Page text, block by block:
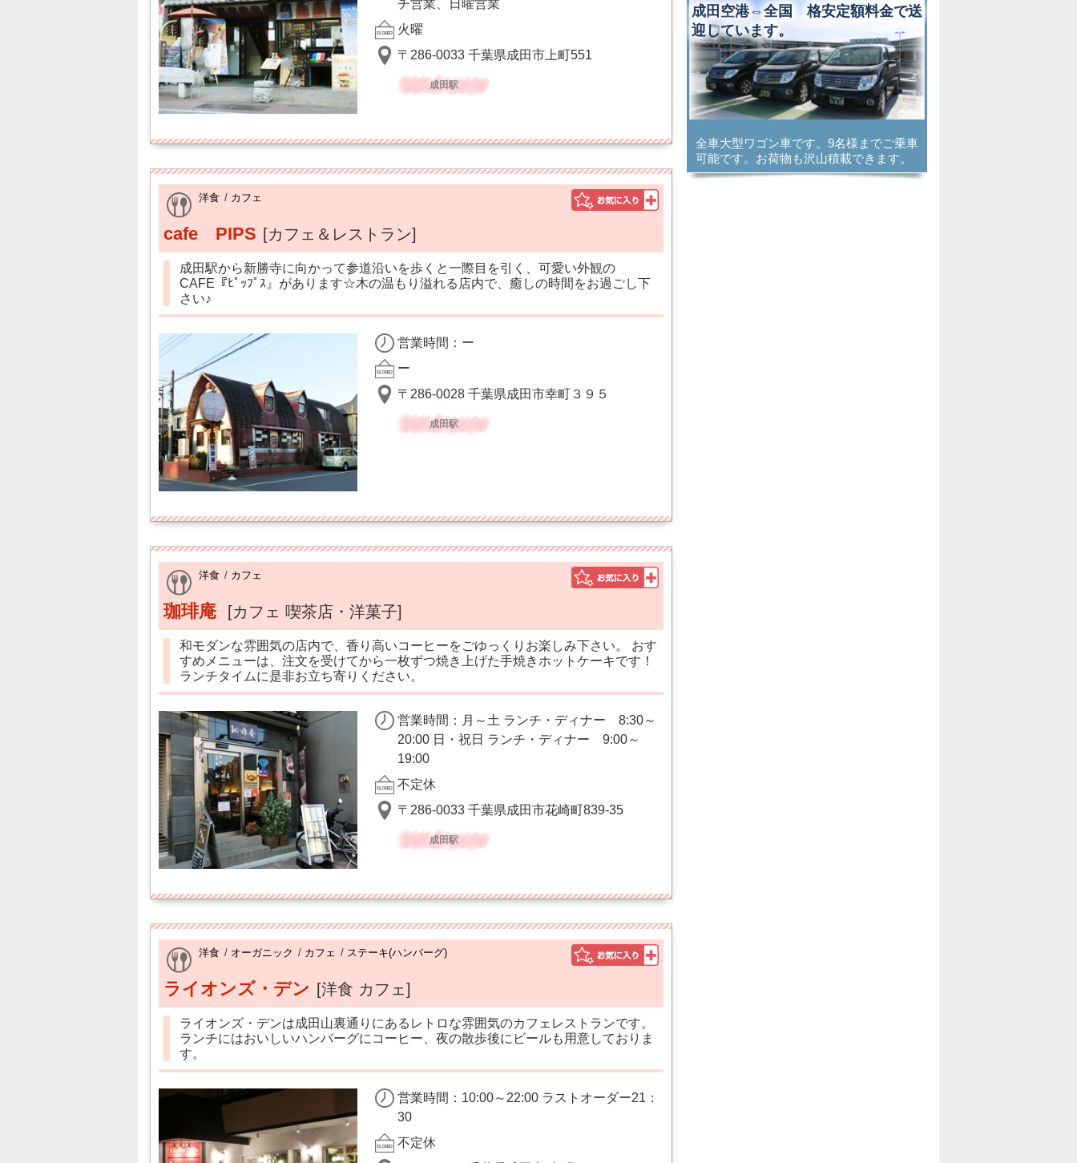
チ営業、日曜営業
火曜
〒286-0033 千葉県成田市上町551
成田駅
洋食 / カフェ
cafe PIPS [カフェ＆レストラン]
成田駅から新勝寺に向かって参道沿いを歩くと一際目を引く、可愛い外観の
CAFE『ﾋﾟｯﾌﾟｽ』があります☆木の温もり溢れる店内で、癒しの時間をお過ごし下
さい♪
営業時間：ー
ー
〒286-0028 千葉県成田市幸町３９５
成田駅
洋食 / カフェ
珈琲庵 [カフェ 喫茶店・洋菓子]
和モダンな雰囲気の店内で、香り高いコーヒーをごゆっくりお楽しみ下さい。 おす
すめメニューは、注文を受けてから一枚ずつ焼き上げた手焼きホットケーキです！
ランチタイムに是非お立ち寄りください。
営業時間：月～土 ランチ・ディナー 8:30～
20:00 日・祝日 ランチ・ディナー 9:00～
19:00
不定休
〒286-0033 千葉県成田市花崎町839-35
成田駅
洋食 / オーガニック / カフェ / ステーキ(ハンバーグ)
ライオンズ・デン [洋食 カフェ]
ライオンズ・デンは成田山裏通りにあるレトロな雰囲気のカフェレストランです。
ランチにはおいしいハンバーグにコーヒー、夜の散歩後にビールも用意しておりま
す。
営業時間：10:00～22:00 ラストオーダー21：
30
不定休
成田空港⇔全国 格安定額料金で送
迎しています。
全車大型ワゴン車です。9名様までご乗車
可能です。お荷物も沢山積載できます。